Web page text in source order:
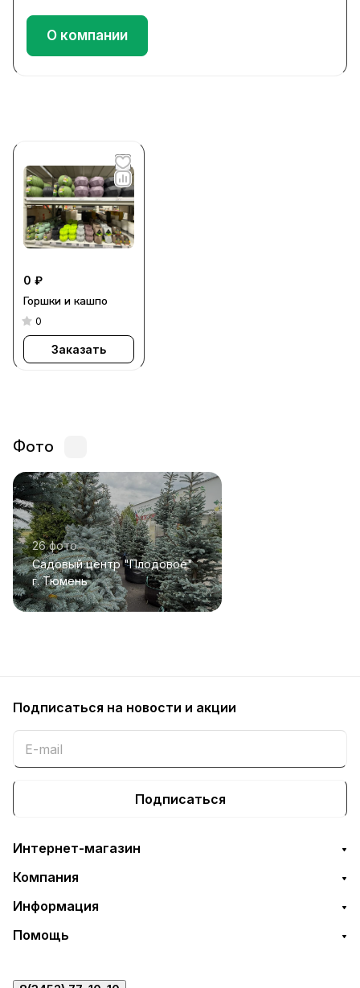
О компании
0 ₽
Горшки и кашпо
0
Заказать
Фото
26 фото
Садовый центр "Плодовое"
г. Тюмень
Подписаться на новости и акции
Подписаться
Интернет-магазин
Компания
Информация
Помощь